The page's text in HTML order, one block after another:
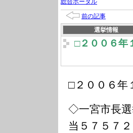
総合ポータル
前の記事
選挙情報
□２００６年
□２００６年
◇一宮市長
当５７５７